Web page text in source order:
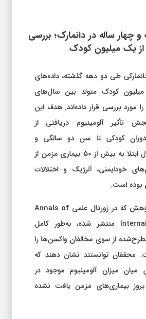
چهار ساله در دانمارک؛ بررسی
یک میلیون کودک
طی دو دهه گذشته، داده‌های
سلامت ۱.۲ میلیون کودک متولد بین سال‌های
۱۹۹۷ تا ۲۰۱۸ را مورد بررسی قرار داده‌اند. هدف این
تأثیر آلومینیوم دریافتی از
کودکی تا سن دو سالگی و
ارزیابی احتمال ابتلا به بیش از ۵۰ بیماری مزمن از
خودایمنی، آلرژیک و اختلالات
است.
نتایج این پژوهش که در ژورنال علمی Annals of
Internal Medicine منتشر شده، به‌طور کامل
از سوی مخالفان واکسن‌ها را
محققان توانستند نشان دهند که
میان میزان آلومینیوم موجود در
بیماری‌های مزمن یافت نشده